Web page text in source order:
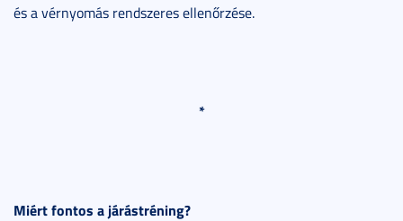
és a vérnyomás rendszeres ellenőrzése.
*
Miért fontos a járástréning?